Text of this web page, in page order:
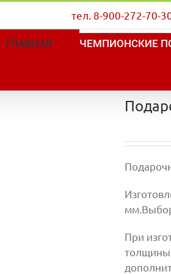
тел. 8-900-272-70-
ГЛАВНАЯ ЧЕМПИОНСКИЕ
При